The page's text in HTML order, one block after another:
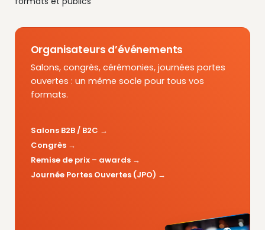
Organisateurs d’événements
Salons, congrès, cérémonies, journées portes
ouvertes : un même socle pour tous vos
formats.
Salons B2B / B2C
Congrès
Remise de prix – awards
Journée Portes Ouvertes (JPO)